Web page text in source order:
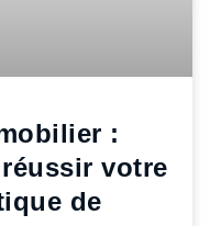
:
votre
de